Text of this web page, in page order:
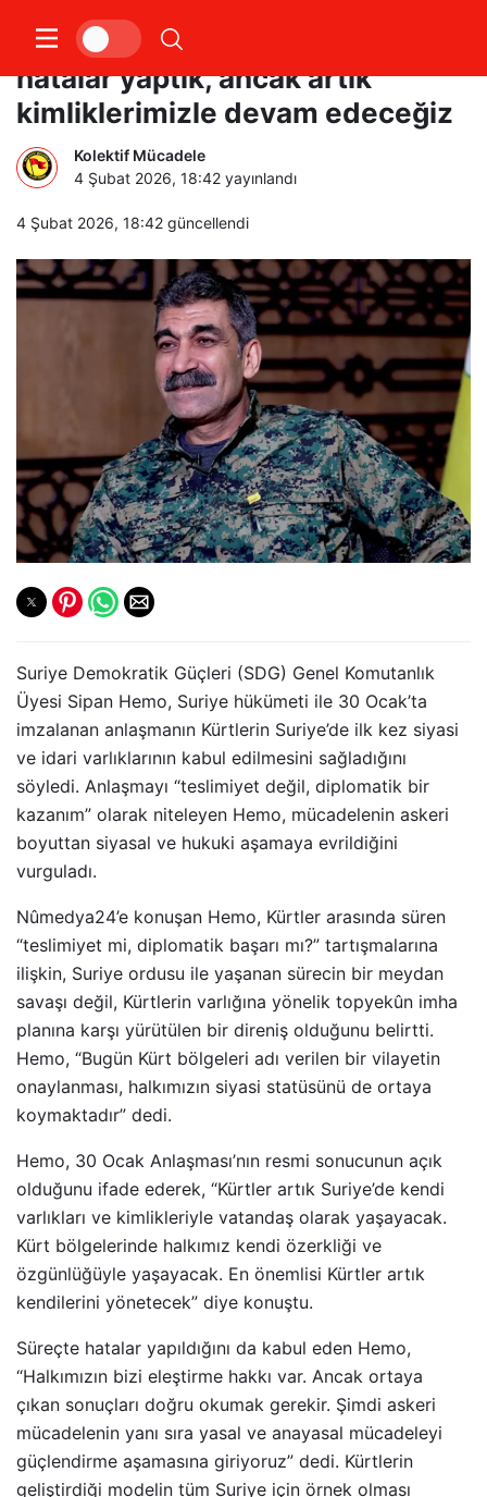
SDG Komutanı: Elbette bazı
hatalar yaptık, ancak artık
kimliklerimizle devam edeceğiz
Kolektif Mücadele
4 Şubat 2026, 18:42 yayınlandı
4 Şubat 2026, 18:42 güncellendi
Suriye Demokratik Güçleri (SDG) Genel Komutanlık
Üyesi Sipan Hemo, Suriye hükümeti ile 30 Ocak’ta
imzalanan anlaşmanın Kürtlerin Suriye’de ilk kez siyasi
ve idari varlıklarının kabul edilmesini sağladığını
söyledi. Anlaşmayı “teslimiyet değil, diplomatik bir
kazanım” olarak niteleyen Hemo, mücadelenin askeri
boyuttan siyasal ve hukuki aşamaya evrildiğini
vurguladı.
Nûmedya24’e konuşan Hemo, Kürtler arasında süren
“teslimiyet mi, diplomatik başarı mı?” tartışmalarına
ilişkin, Suriye ordusu ile yaşanan sürecin bir meydan
savaşı değil, Kürtlerin varlığına yönelik topyekûn imha
planına karşı yürütülen bir direniş olduğunu belirtti.
Hemo, “Bugün Kürt bölgeleri adı verilen bir vilayetin
onaylanması, halkımızın siyasi statüsünü de ortaya
koymaktadır” dedi.
Hemo, 30 Ocak Anlaşması’nın resmi sonucunun açık
olduğunu ifade ederek, “Kürtler artık Suriye’de kendi
varlıkları ve kimlikleriyle vatandaş olarak yaşayacak.
Kürt bölgelerinde halkımız kendi özerkliği ve
özgünlüğüyle yaşayacak. En önemlisi Kürtler artık
kendilerini yönetecek” diye konuştu.
Süreçte hatalar yapıldığını da kabul eden Hemo,
“Halkımızın bizi eleştirme hakkı var. Ancak ortaya
çıkan sonuçları doğru okumak gerekir. Şimdi askeri
mücadelenin yanı sıra yasal ve anayasal mücadeleyi
güçlendirme aşamasına giriyoruz” dedi. Kürtlerin
geliştirdiği modelin tüm Suriye için örnek olması